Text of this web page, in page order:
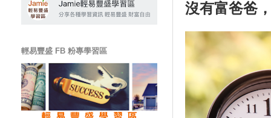
沒有富爸爸
輕易豐盛 FB 粉專學習區